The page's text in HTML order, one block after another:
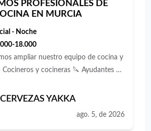
PROFESIONALES DE
EN MURCIA
- Noche
18.000
ampliar nuestro equipo de cocina y
con experiencia y también
empezando, pero que tengan algo
hacer de la cocina su profesión**.
CERVEZAS YAKKA
ago. 5, de 2026